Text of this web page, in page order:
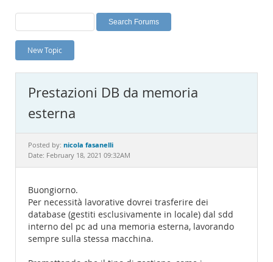
Labs
Planet MySQL
News and Events
MySQL.com
Downloads
Documentation
New Topic
Prestazioni DB da memoria
esterna
Posted by: nicola fasanelli
Date: February 18, 2021 09:32AM
Buongiorno.
Per necessità lavorative dovrei trasferire dei
database (gestiti esclusivamente in locale) dal sdd
interno del pc ad una memoria esterna, lavorando
sempre sulla stessa macchina.